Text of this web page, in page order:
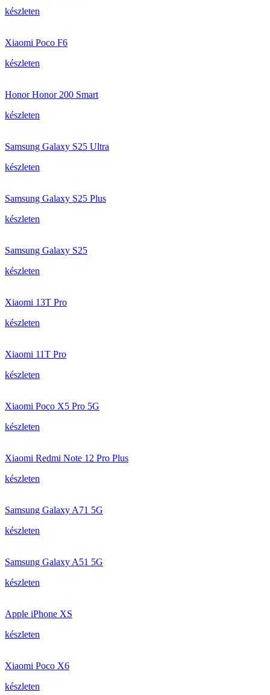
készleten
Xiaomi Poco F6
készleten
Honor Honor 200 Smart
készleten
Samsung Galaxy S25 Ultra
készleten
Samsung Galaxy S25 Plus
készleten
Samsung Galaxy S25
készleten
Xiaomi 13T Pro
készleten
Xiaomi 11T Pro
készleten
Xiaomi Poco X5 Pro 5G
készleten
Xiaomi Redmi Note 12 Pro Plus
készleten
Samsung Galaxy A71 5G
készleten
Samsung Galaxy A51 5G
készleten
Apple iPhone XS
készleten
Xiaomi Poco X6
készleten